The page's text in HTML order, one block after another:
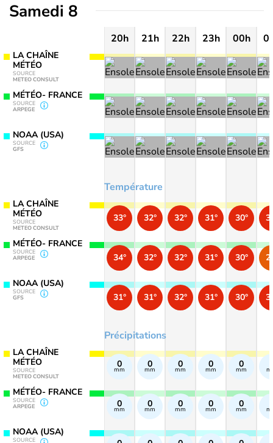
Samedi 8
LA CHAÎNE
MÉTÉO
SOURCE
METEO CONSULT
MÉTÉO- FRANCE
SOURCE
ARPEGE
NOAA (USA)
SOURCE
GFS
LA CHAÎNE
MÉTÉO
SOURCE
METEO CONSULT
MÉTÉO- FRANCE
SOURCE
ARPEGE
NOAA (USA)
SOURCE
GFS
LA CHAÎNE
MÉTÉO
SOURCE
METEO CONSULT
MÉTÉO- FRANCE
SOURCE
ARPEGE
NOAA (USA)
SOURCE
20h 21h 22h 23h 00h
Température
Précipitations
33°
34°
31°
0
mm
0
mm
32°
32°
31°
0
mm
0
mm
32°
32°
32°
0
mm
0
mm
31°
31°
31°
0
mm
0
mm
30°
30°
30°
0
mm
0
mm